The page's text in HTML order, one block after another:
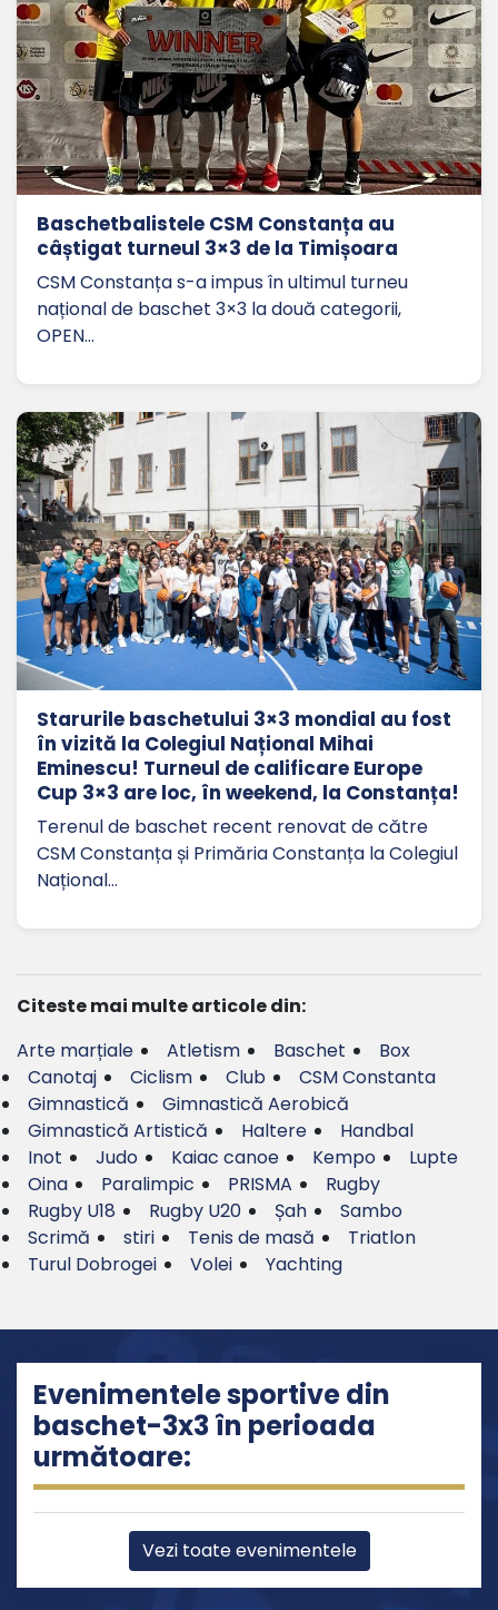
Baschetbalistele CSM Constanța au
câștigat turneul 3×3 de la Timișoara
CSM Constanța s-a impus în ultimul turneu
național de baschet 3×3 la două categorii,
OPEN…
Starurile baschetului 3×3 mondial au fost
în vizită la Colegiul Național Mihai
Eminescu! Turneul de calificare Europe
Cup 3×3 are loc, în weekend, la Constanța!
Terenul de baschet recent renovat de către
CSM Constanța și Primăria Constanța la Colegiul
Național…
Citeste mai multe articole din:
Arte marțiale
Atletism Baschet
Box
Canotaj
Ciclism Club
CSM Constanta
Gimnastică
Gimnastică Aerobică
Gimnastică Artistică
Haltere
Handbal
Inot
Judo Kaiac canoe Kempo
Lupte
Oina
Paralimpic PRISMA
Rugby
Rugby U18
Rugby U20 Șah
Sambo
Scrimă
stiri Tenis de masă
Triatlon
Turul Dobrogei
Volei Yachting
Evenimentele sportive din
baschet-3x3 în perioada
următoare:
Vezi toate evenimentele